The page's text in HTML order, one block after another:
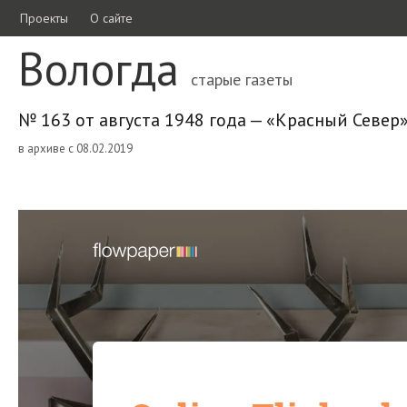
Проекты О сайте
Вологда старые газеты
№ 163 от августа 1948 года — «Красный
в архиве с 08.02.2019